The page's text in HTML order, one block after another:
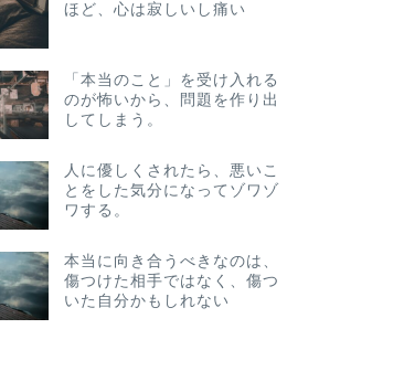
ほど、心は寂しいし痛い
「本当のこと」を受け入れる
のが怖いから、問題を作り出
してしまう。
人に優しくされたら、悪いこ
とをした気分になってゾワゾ
ワする。
本当に向き合うべきなのは、
傷つけた相手ではなく、傷つ
いた自分かもしれない